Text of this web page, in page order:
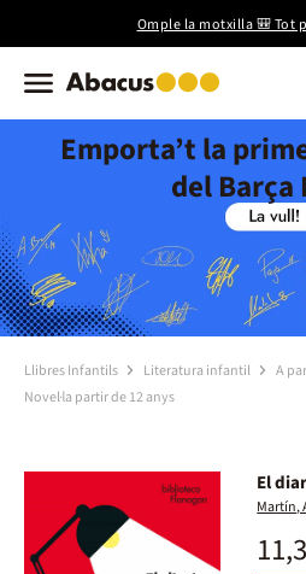
Omple la motxilla 🎒 Tot
Emporta’t la
del Barça
Llibres Infantils Literatura infantil
A
Novel·la partir de 12 anys
El
Martín,